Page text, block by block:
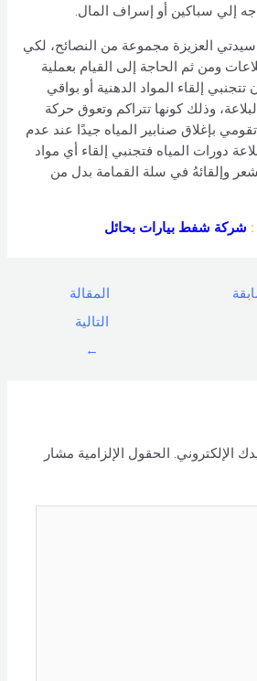
إلي سباكين أو إسراف المال.
سيدتي العزيزة مجموعة من النصائح، لكي
ومن ثم الحاجة إلى القيام بعملية
إلقاء المواد الدهنية أو بواقي
وذلك كونها تتراكم وتعوق حركة
بإغلاق صنابير المياه جيدًا عند عدم
دورات المياه فتجنبي إلقاء أي مواد
وإلقائهُ في سلة القمامة بدل من
: شركة شفط بيارات بحائل
المقالة
التالية
←
الإلكتروني. الحقول الإلزامية مشار